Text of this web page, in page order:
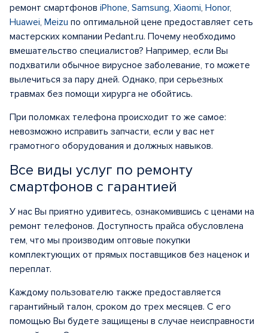
ремонт смартфонов iPhone, Samsung, Xiaomi, Honor,
Huawei, Meizu по оптимальной цене предоставляет сеть
мастерских компании Pedant.ru. Почему необходимо
вмешательство специалистов? Например, если Вы
подхватили обычное вирусное заболевание, то можете
вылечиться за пару дней. Однако, при серьезных
травмах без помощи хирурга не обойтись.
При поломках телефона происходит то же самое:
невозможно исправить запчасти, если у вас нет
грамотного оборудования и должных навыков.
Все виды услуг по ремонту
смартфонов с гарантией
У нас Вы приятно удивитесь, ознакомившись с ценами на
ремонт телефонов. Доступность прайса обусловлена
тем, что мы производим оптовые покупки
комплектующих от прямых поставщиков без наценок и
переплат.
Каждому пользователю также предоставляется
гарантийный талон, сроком до трех месяцев. С его
помощью Вы будете защищены в случае неисправности